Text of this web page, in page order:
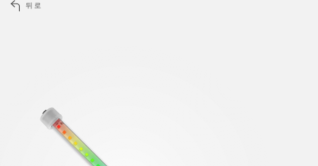
MONITORING SOLUTIONS
광전 센서
레이저 거리 측정
PREDICTIVE MAINTENANCE
기계 모니터링/전체 장비 효율성
공장 커뮤니케이션
뒤로